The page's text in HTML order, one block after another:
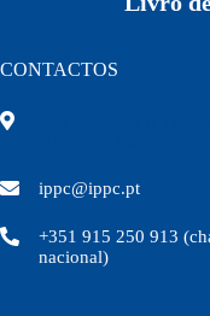
CONTACTOS
ippc@ippc.pt
+351 915 250 913
nacional)